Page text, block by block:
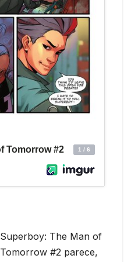
Superboy: The Man of
Tomorrow #2 parece,